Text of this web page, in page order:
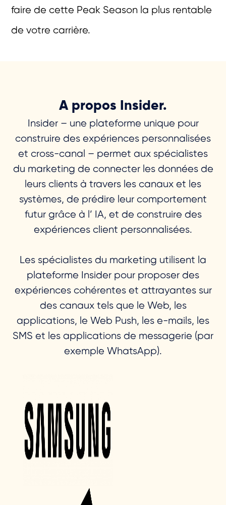
faire de cette Peak Season la plus rentable
de votre carrière.
A propos Insider.
Insider – une plateforme unique pour
construire des expériences personnalisées
et cross-canal – permet aux spécialistes
du marketing de connecter les données de
leurs clients à travers les canaux et les
systèmes, de prédire leur comportement
futur grâce à l’ IA, et de construire des
expériences client personnalisées.
Les spécialistes du marketing utilisent la
plateforme Insider pour proposer des
expériences cohérentes et attrayantes sur
des canaux tels que le Web, les
applications, le Web Push, les e-mails, les
SMS et les applications de messagerie (par
exemple WhatsApp).